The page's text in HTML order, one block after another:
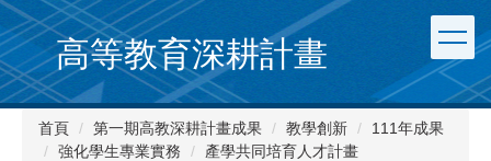
跳
到
主
要
內
高等教育深耕計畫
首頁 第一期高教深耕計畫成果 教學創新
111年成果
強化學生專業實務
產學共同培育人才計畫